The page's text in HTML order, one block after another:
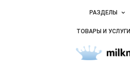
Новости Milknet.ru
Размещение
Публичная оферта
Контактная
РАЗДЕЛЫ
Объявления
Новости рынка
ТОВАРЫ И УСЛУГИ
Молочная
Вторичное сырье